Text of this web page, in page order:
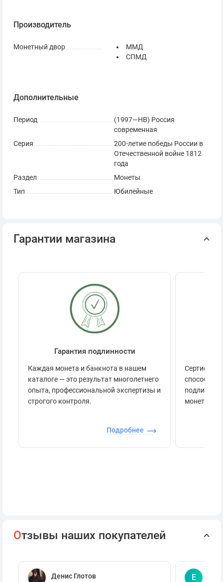
24 5 рублей​ Тарутинское сражение
Сражение у Кульма
Производитель
Монетный двор
ММД
СПМД
Дополнительные
Период
(1997—НВ) Россия
современная
Серия
200-летие победы России в
Отечественной войне 1812
года
Раздел
Монеты
Тип
Юбилейные
Гарантии магазина
Гарантия подлинности
Каждая монета и банкнота в нашем
каталоге — это результат многолетнего
опыта, профессиональной экспертизы и
строгого контроля.
Подробнее
способов
монеты.
Отзывы наших покупателей
Денис Глотов Е